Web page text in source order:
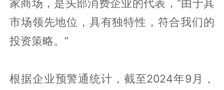
家商场，是头部消费企业的代表，“由于其
市场领先地位，具有独特性，符合我们的
投资策略。”
根据企业预警通统计，截至2024年9月，